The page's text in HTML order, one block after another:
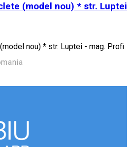
(model nou) * str. Luptei
nou) * str. Luptei - mag. Profi